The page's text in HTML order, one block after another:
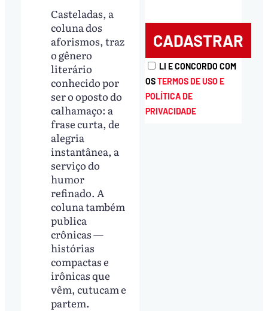
Casteladas, a
coluna dos
aforismos, traz
o gênero
literário
conhecido por
ser o oposto do
calhamaço: a
frase curta, de
alegria
instantânea, a
serviço do
humor
refinado. A
coluna também
publica
crônicas —
histórias
compactas e
irônicas que
vêm, cutucam e
partem.
LI E CONCORDO COM
OSTERMOS DE USO E
POLÍTICA DE
PRIVACIDADE